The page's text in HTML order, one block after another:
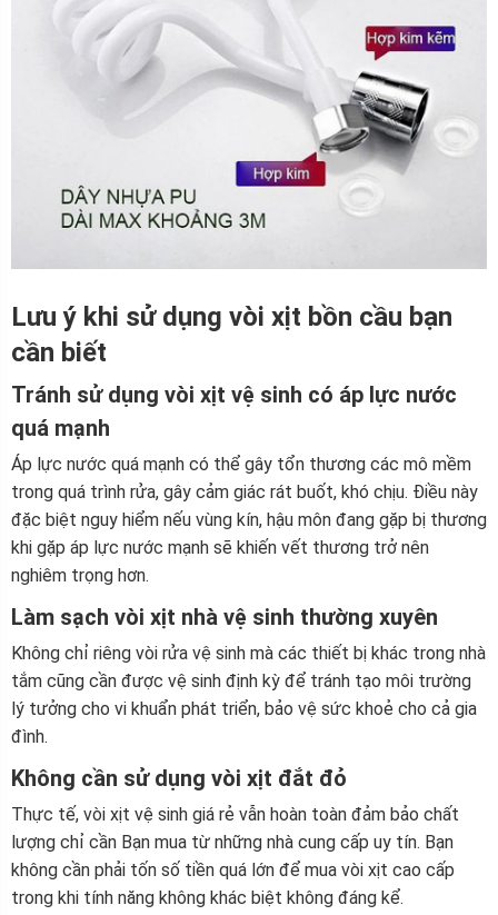
Lưu ý khi sử dụng vòi xịt bồn cầu bạn
cần biết
Tránh sử dụng vòi xịt vệ sinh có áp lực nước
quá mạnh
Áp lực nước quá mạnh có thể gây tổn thương các mô mềm
trong quá trình rửa, gây cảm giác rát buốt, khó chịu. Điều này
đặc biệt nguy hiểm nếu vùng kín, hậu môn đang gặp bị thương
khi gặp áp lực nước mạnh sẽ khiến vết thương trở nên
nghiêm trọng hơn.
Làm sạch vòi xịt nhà vệ sinh thường xuyên
Không chỉ riêng vòi rửa vệ sinh mà các thiết bị khác trong nhà
tắm cũng cần được vệ sinh định kỳ để tránh tạo môi trường
lý tưởng cho vi khuẩn phát triển, bảo vệ sức khoẻ cho cả gia
đình.
Không cần sử dụng vòi xịt đắt đỏ
Thực tế, vòi xịt vệ sinh giá rẻ vẫn hoàn toàn đảm bảo chất
lượng chỉ cần Bạn mua từ những nhà cung cấp uy tín. Bạn
không cần phải tốn số tiền quá lớn để mua vòi xịt cao cấp
trong khi tính năng không khác biệt không đáng kể.